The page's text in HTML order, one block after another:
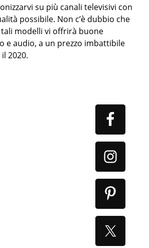
su più canali televisivi con
possibile. Non c’è dubbio che
modelli vi offrirà buone
e audio, a un prezzo imbattibile
2020.
Primary
Sidebar